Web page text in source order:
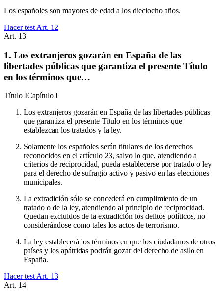
Los españoles son mayores de edad a los dieciocho años.
Hacer test Art. 12
Art. 13
1. Los extranjeros gozarán en España de las
libertades públicas que garantiza el presente Título
en los términos que…
Título ICapítulo I
Los extranjeros gozarán en España de las libertades públicas
que garantiza el presente Título en los términos que
establezcan los tratados y la ley.
Solamente los españoles serán titulares de los derechos
reconocidos en el artículo 23, salvo lo que, atendiendo a
criterios de reciprocidad, pueda establecerse por tratado o ley
para el derecho de sufragio activo y pasivo en las elecciones
municipales.
La extradición sólo se concederá en cumplimiento de un
tratado o de la ley, atendiendo al principio de reciprocidad.
Quedan excluidos de la extradición los delitos políticos, no
considerándose como tales los actos de terrorismo.
La ley establecerá los términos en que los ciudadanos de otros
países y los apátridas podrán gozar del derecho de asilo en
España.
Hacer test Art. 13
Art. 14